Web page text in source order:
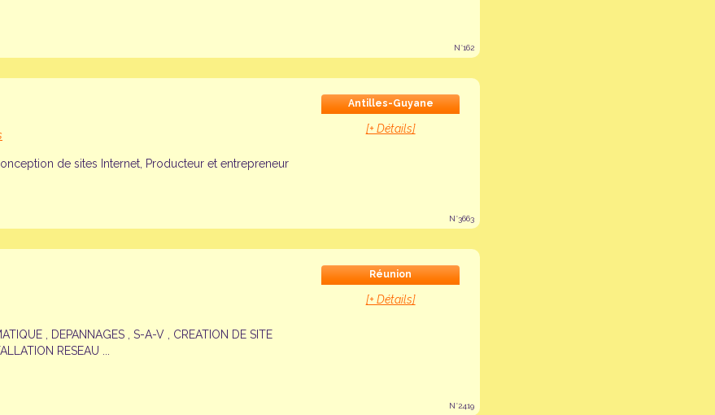
N°162
de sites Internet, Producteur et entrepreneur
Antilles-Guyane
[+ Détails]
N°3663
, DEPANNAGES , S-A-V , CREATION DE SITE
RESEAU ...
Réunion
[+ Détails]
N°2419